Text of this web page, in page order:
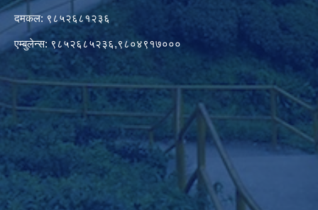
दमकल: ९८५२६८१२३६
एम्बुलेन्स: ९८५२६८५२३६,९८०४९१७०००